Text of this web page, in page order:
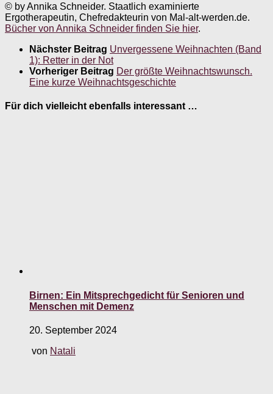
© by Annika Schneider. Staatlich examinierte
Ergotherapeutin, Chefredakteurin von Mal-alt-werden.de.
Bücher von Annika Schneider finden Sie hier.
Nächster Beitrag Unvergessene Weihnachten (Band
1): Retter in der Not
Vorheriger Beitrag Der größte Weihnachtswunsch.
Eine kurze Weihnachtsgeschichte
Für dich vielleicht ebenfalls interessant …
Birnen: Ein Mitsprechgedicht für Senioren und
Menschen mit Demenz
20. September 2024
von Natali